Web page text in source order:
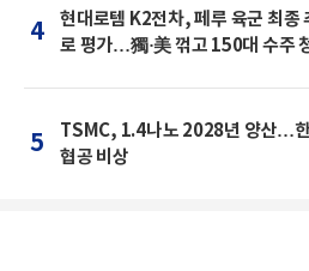
4
현대로템 K2전차, 페루 육군 최종
로 평가…獨·美 꺾고 150대 수주
5
TSMC, 1.4나노 2028년 양산…한
협공 비상